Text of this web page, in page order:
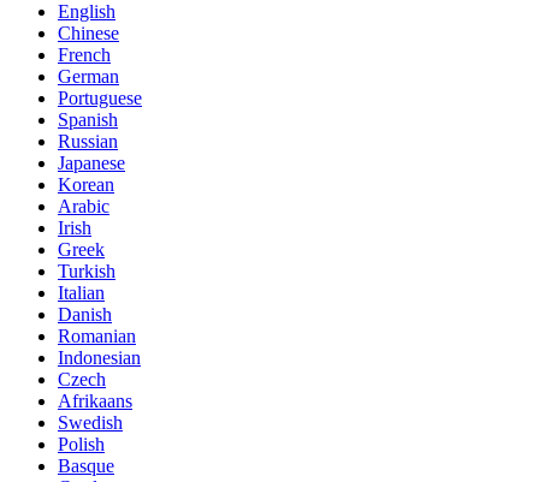
English
Chinese
French
German
Portuguese
Spanish
Russian
Japanese
Korean
Arabic
Irish
Greek
Turkish
Italian
Danish
Romanian
Indonesian
Czech
Afrikaans
Swedish
Polish
Basque